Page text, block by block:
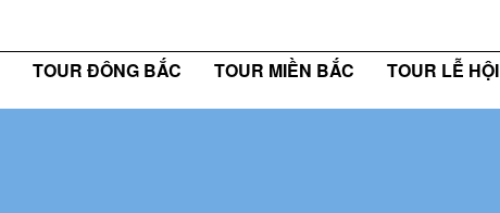
TOUR ĐÔNG BẮC TOUR MIỀN BẮC TOUR LỄ HỘI